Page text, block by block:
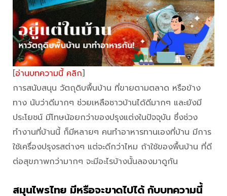
[อ่านบทความนี้ คลิก]
การสนับสนุน วัตถุดิบพื้นบ้าน ที่ขายตามตลาด หรือข้าง
ทาง นับว่าดีมากๆ ช่วยเหลือชาวบ้านได้ดีมากๆ และยังมี
ประโยชน์ มีโทษน้อยกว่าของปรุงแต่งในปัจจุบัน ซึ่งช่วง
ทำงานที่บ้านนี้ ก็มีหลายๆ คนทำอาหารทานเองที่บ้าน มีการ
ใช้เครื่องปรุงรสต่างๆ แต่จะดีกว่าไหม ถ้าใช้ของพื้นบ้าน ที่ดี
ต่อสุขภาพกว่ามากๆ จะมีอะไรบ้างนั้นลองมาดูกัน
สมุนไพรไทย มีหรือจะขาดไปได้ กับบทความนี้